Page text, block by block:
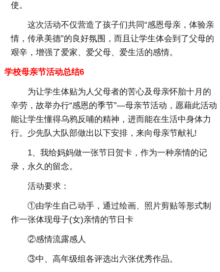
使。
这次活动不仅营造了孩子们共同“感恩母亲，体验亲
情，传承美德”的良好氛围，而且让学生体会到了父母的
艰辛，增强了爱家、爱父母、爱生活的感情。
学校母亲节活动总结6
为让学生体贴为人父母者的苦心及母亲怀胎十月的
辛劳，故举办行“感恩的季节”—母亲节活动，愿藉此活动
能让学生懂得乌鸦反哺的精神，进而能在生活中身体力
行。少先队大队部做出以下安排，来向母亲节献礼!
1、我给妈妈做一张节日贺卡，作为一种亲情的记
录，永久的留念。
活动要求：
①由学生自己动手，通过绘画、照片剪贴等形式制
作一张体现母子(女)亲情的节日卡
②感情流露感人
③中、高年级组各评选出六张优秀作品。